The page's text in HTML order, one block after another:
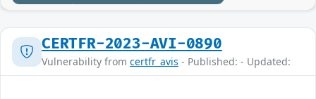
CERTFR-2023-AVI-0890
Vulnerability from certfr_avis - Published: - Updated: